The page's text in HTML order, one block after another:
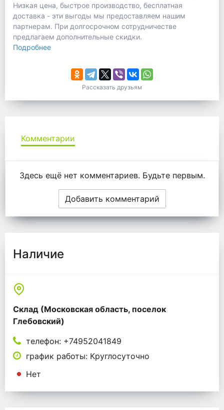
Низкая цена, быстрое производство, бесплатная
доставка - эти выгоды мы предоставляем нашим
партнерам. При долгосрочном сотрудничестве
предлагаем дополнительные скидки.
Подробнее
Рассказать друзьям
Комментарии
Комментарии
Здесь ещё нет комментариев. Будьте первым.
Добавить комментарий
Наличие
Склад (Московская область, поселок
Глебовский)
телефон: +74952041849
график работы: Круглосуточно
Нет